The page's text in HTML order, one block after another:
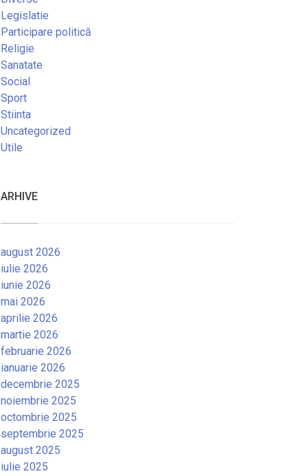
Legislatie
Participare politică
Religie
Sanatate
Social
Sport
Stiinta
Uncategorized
Utile
ARHIVE
august 2026
iulie 2026
iunie 2026
mai 2026
aprilie 2026
martie 2026
februarie 2026
ianuarie 2026
decembrie 2025
noiembrie 2025
octombrie 2025
septembrie 2025
august 2025
iulie 2025